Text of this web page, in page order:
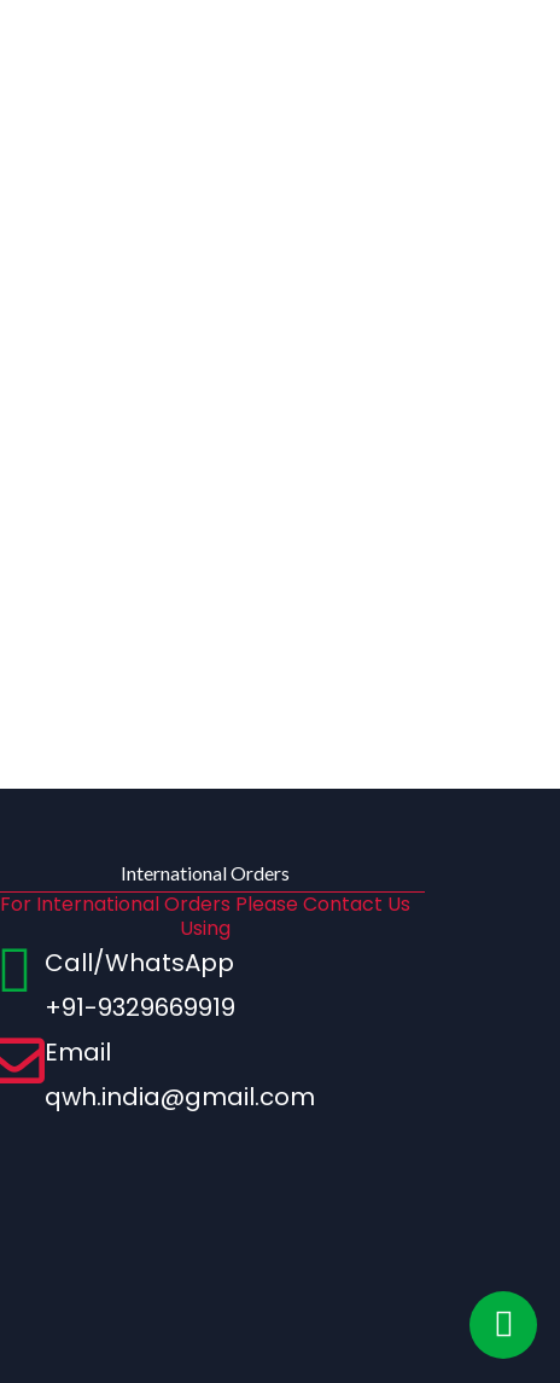
International Orders
For International Orders Please Contact Us
Using
Call/WhatsApp
+91-9329669919
Email
qwh.india@gmail.com